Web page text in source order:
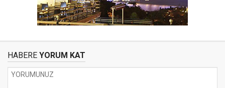
HABERE YORUM KAT